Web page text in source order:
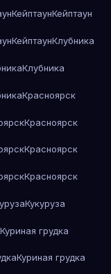
КейптаунКейптаун
КейптаунКлубника
Клубника
Красноярск
Красноярск
Красноярск
Красноярск
Кукуруза
Куриная грудка
Куриная грудка